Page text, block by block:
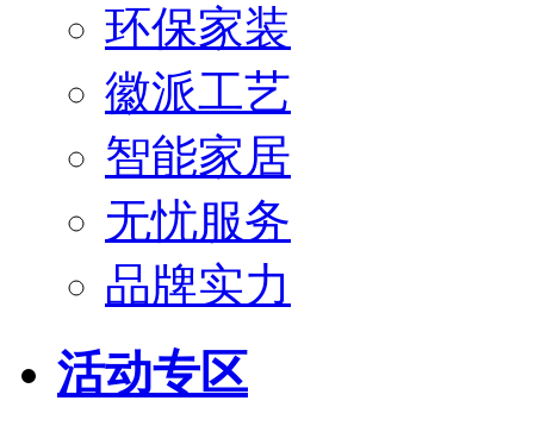
环保家装
徽派工艺
智能家居
无忧服务
品牌实力
活动专区